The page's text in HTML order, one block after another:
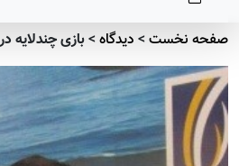
صفحه نخست> دیدگاه>بازی چندلایه